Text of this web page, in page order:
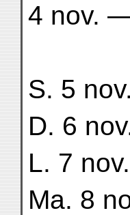
4 nov.
S. 5
D. 6
L. 7
Ma. 8